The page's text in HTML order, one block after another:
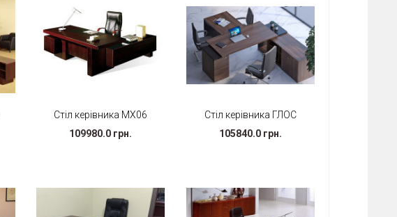
Стіл керівника МХ06
109980.0 грн.
Стіл керівника ГЛОС
105840.0 грн.